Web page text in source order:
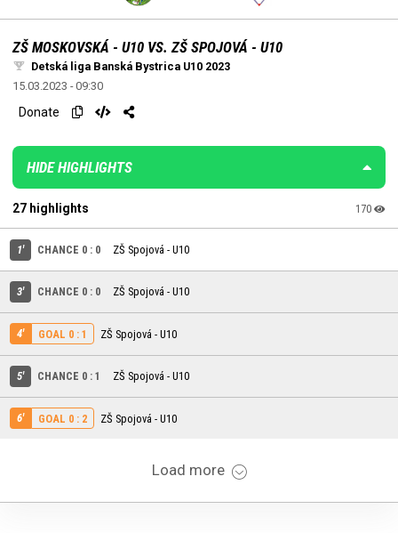
ZŠ MOSKOVSKÁ - U10 VS. ZŠ SPOJOVÁ - U10
Detská liga Banská Bystrica U10 2023
15.03.2023 - 09:30
Donate
HIDE HIGHLIGHTS
27 highlights 170
1' CHANCE 0 : 0 ZŠ Spojová - U10
3' CHANCE 0 : 0 ZŠ Spojová - U10
4' GOAL 0 : 1 ZŠ Spojová - U10
5' CHANCE 0 : 1 ZŠ Spojová - U10
6' GOAL 0 : 2 ZŠ Spojová - U10
Load more